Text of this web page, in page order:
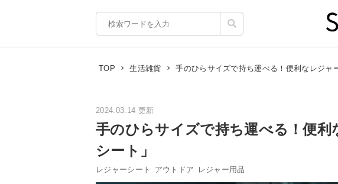
TOP 生活雑貨 手のひらサイズで持ち運べる！便利なレジャ
2024.03.14 更新
手のひらサイズで持ち運べる！便利
シート」
レジャーシート アウトドア レジャー用品